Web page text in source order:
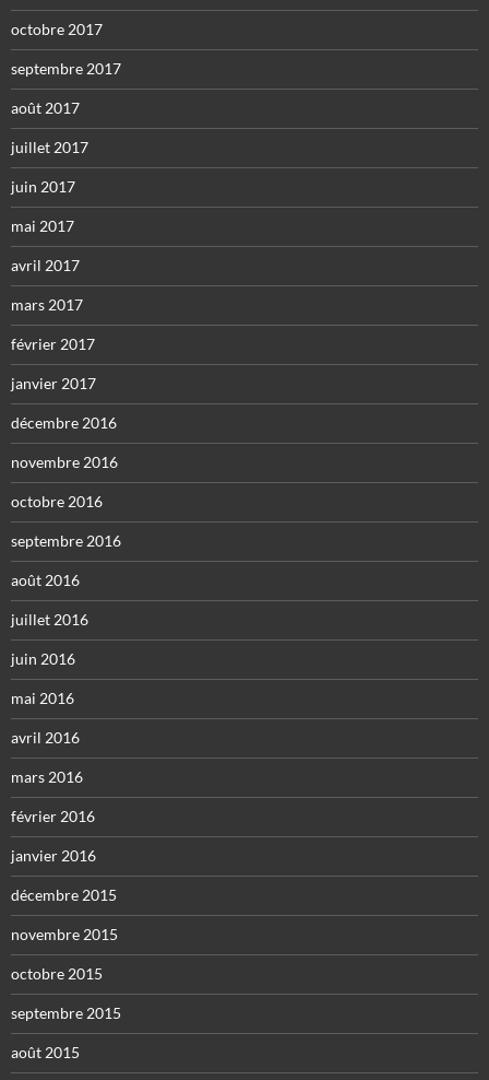
octobre 2017
septembre 2017
août 2017
juillet 2017
juin 2017
mai 2017
avril 2017
mars 2017
février 2017
janvier 2017
décembre 2016
novembre 2016
octobre 2016
septembre 2016
août 2016
juillet 2016
juin 2016
mai 2016
avril 2016
mars 2016
février 2016
janvier 2016
décembre 2015
novembre 2015
octobre 2015
septembre 2015
août 2015